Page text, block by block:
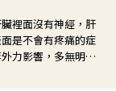
裡面沒有神經，肝
是不會有疼痛的症
力影響，多無明顯